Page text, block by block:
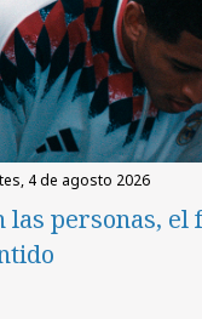
4 de agosto 2026
las personas, el